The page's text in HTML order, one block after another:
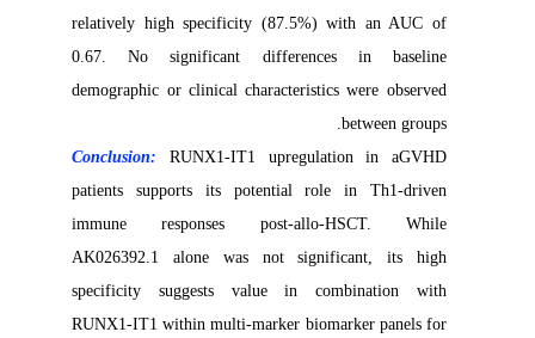
relatively high specificity (87.5%) with an AUC of
0.67. No significant differences in baseline
demographic or clinical characteristics were observed
between groups.
Conclusion:RUNX1-IT1 upregulation in aGVHD
patients supports its potential role in Th1-driven
immune responses post-allo-HSCT. While
AK026392.1 alone was not significant, its high
specificity suggests value in combination with
RUNX1-IT1 within multi-marker biomarker panels for